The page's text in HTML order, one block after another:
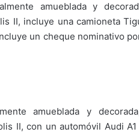
amueblada y
II, incluye una camioneta
un cheque nominativo
amueblada y
II, con un automóvil Audi